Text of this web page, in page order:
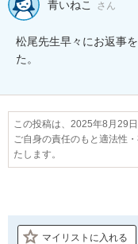
青いねこ さん
松尾先生早々にお返事
た。
この投稿は、2025年8月29
ご自身の責任のもと適法性
たします。
マイリストに入れる